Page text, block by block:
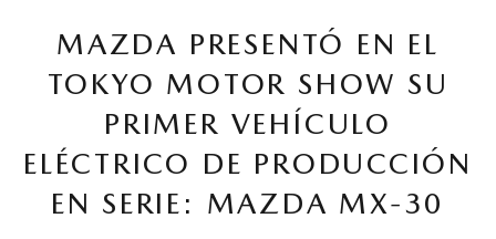
VEHÍCULOS
MAZDA PRESENTÓ EN EL
TOKYO MOTOR SHOW SU
PRIMER VEHÍCULO
ELÉCTRICO DE PRODUCCIÓN
EN SERIE: MAZDA MX-30